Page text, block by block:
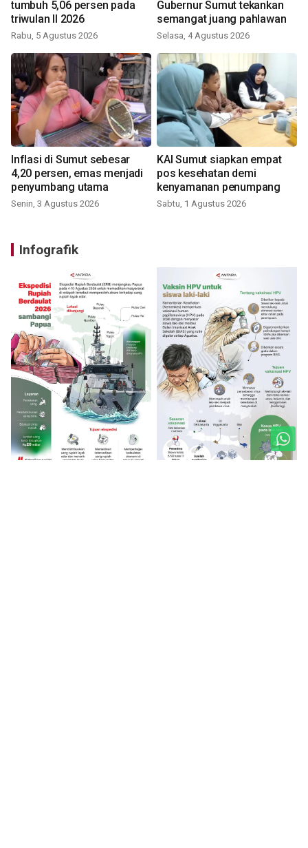
tumbuh 5,06 persen pada
triwulan II 2026
Rabu, 5 Agustus 2026
Gubernur Sumut tekankan
semangat juang pahlawan
Selasa, 4 Agustus 2026
Inflasi di Sumut sebesar
4,20 persen, emas menjadi
penyumbang utama
Senin, 3 Agustus 2026
KAI Sumut siapkan empat
pos kesehatan demi
kenyamanan penumpang
Sabtu, 1 Agustus 2026
Infografik